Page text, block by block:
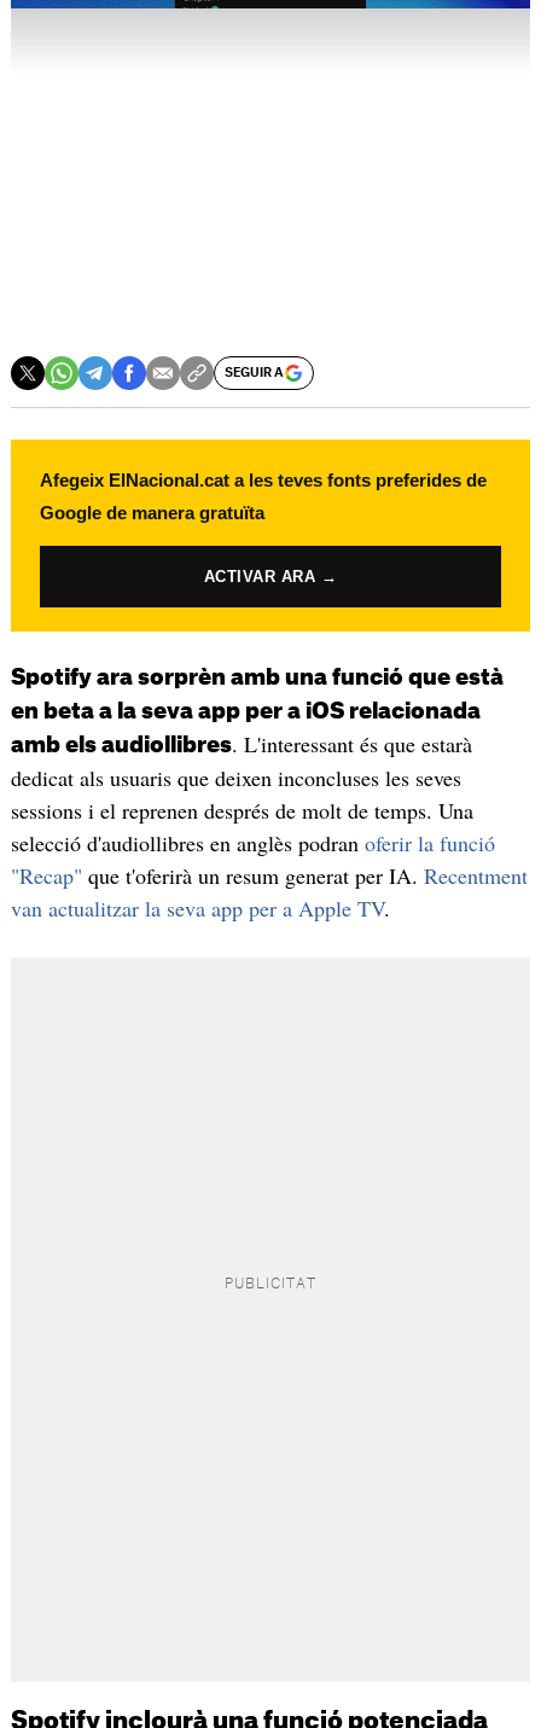
SEGUIR A
Afegeix ElNacional.cat a les teves fonts preferides de
Google de manera gratuïta
ACTIVAR ARA →
Spotify ara sorprèn amb una funció que està
en beta a la seva app per a iOS relacionada
amb els audiollibres. L'interessant és que estarà
dedicat als usuaris que deixen inconcluses les seves
sessions i el reprenen després de molt de temps. Una
selecció d'audiollibres en anglès podran oferir la funció
"Recap" que t'oferirà un resum generat per IA. Recentment
van actualitzar la seva app per a Apple TV.
Spotify inclourà una funció potenciada